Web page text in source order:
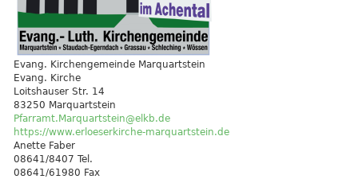
Evang. Kirchengemeinde Marquartstein
Evang. Kirche
Loitshauser Str. 14
83250 Marquartstein
Pfarramt.Marquartstein@elkb.de
https://www.erloeserkirche-marquartstein.de
Anette Faber
08641/8407 Tel.
08641/61980 Fax